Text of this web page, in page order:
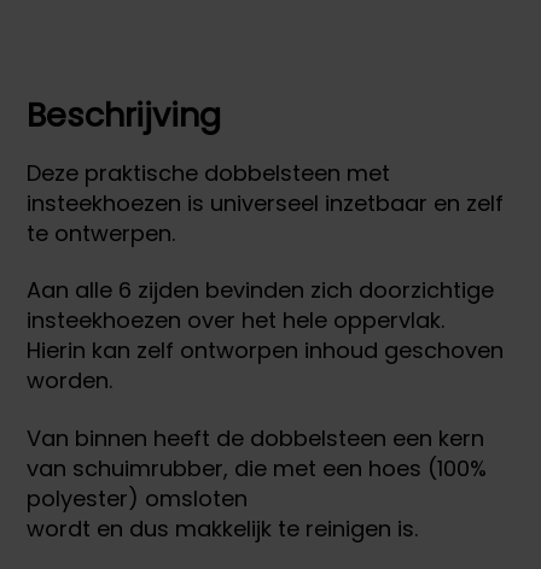
Beschrijving
Deze praktische dobbelsteen met
insteekhoezen is universeel inzetbaar en zelf
te ontwerpen.
Aan alle 6 zijden bevinden zich doorzichtige
insteekhoezen over het hele oppervlak.
Hierin kan zelf ontworpen inhoud geschoven
worden.
Van binnen heeft de dobbelsteen een kern
van schuimrubber, die met een hoes (100%
polyester) omsloten
wordt en dus makkelijk te reinigen is.